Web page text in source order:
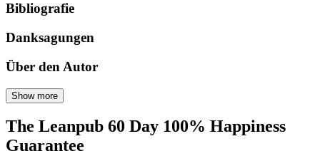
Bibliografie
Danksagungen
Über den Autor
Show more
The Leanpub 60 Day 100% Happiness
Guarantee